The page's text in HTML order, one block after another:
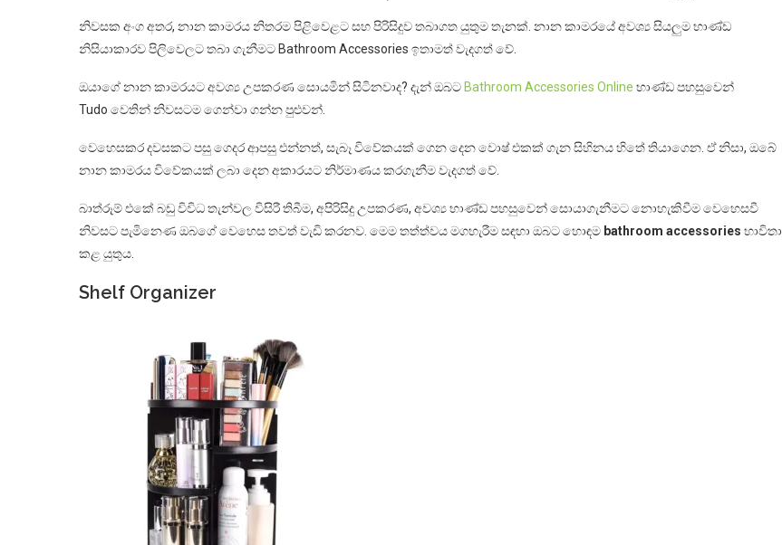
නිවසක අංග අතර, නාන කාමරය නිතරම පිළිවෙළට සහ පිරිසිදුව තබාගත යුතුම තැනක්. නාන කාමරයේ අවශ්‍ය සියලුම භාණ්ඩ
නිසියාකාරව පිලිවෙලට තබා ගැනීමට Bathroom Accessories ඉතාමත් වැදගත් වේ.
ඔයාගේ නාන කාමරයට අවශ්‍ය උපකරණ සොයමින් සිටිනවාද? දැන් ඔබට Bathroom Accessories Online භාණ්ඩ පහසුවෙන්
Tudo වෙතින් නිවසටම ගෙන්වා ගන්න පුළුවන්.
වෙහෙසකර දවසකට පසු ගෙදර ආපසු එන්නත්, සැබෑ විවේකයක් ගෙන දෙන වොෂ් එකක් ගැන සිහිනය හිතේ තියාගෙන. ඒ නිසා, ඔබේ
නාන කාමරය විවේකයක් ලබා දෙන අකාරයට නිර්මාණය කරගැනීම වැදගත් වේ.
බාත්රූම් එකේ බඩු විවිධ තැන්වල විසිරී තිබීම, අපිරිසිදු උපකරණ, අවශ්‍ය භාණ්ඩ පහසුවෙන් සොයාගැනීමට නොහැකිවීම වෙහෙසවී
නිවසට පැමිනෙණ ඔබගේ වෙහෙස තවත් වැඩි කරනව. මෙම තත්ත්වය මගහැරීම සඳහා ඔබට හොඳම bathroom accessories භාවිතා
කළ යුතුය.
Shelf Organizer